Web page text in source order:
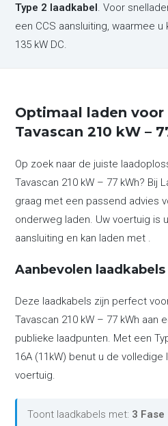
Type 2 laadkabel. Voor
een CCS aansluiting, waarmee
135 kW DC.
Optimaal laden voor
Tavascan 210 kW –
Op zoek naar de juiste
Tavascan 210 kW – 77 kWh? Bij
graag met een passend advies
onderweg laden. Uw voertuig is
aansluiting en kan laden met .
Aanbevolen
Deze laadkabels zijn perfect
Tavascan 210 kW – 77 kWh aan
publieke laadpunten. Met een
16A (11kW) benut u de
voertuig.
Toont laadkabels met: 3 Fase